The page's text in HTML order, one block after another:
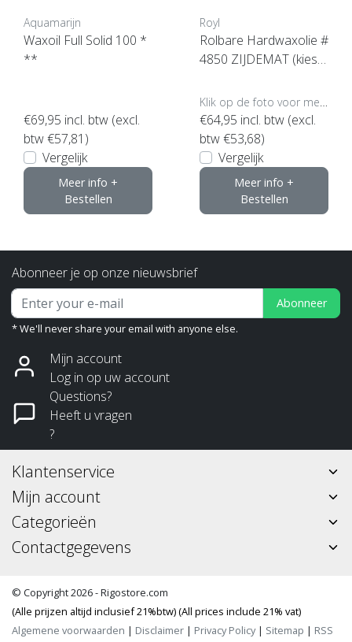
Aquamarijn
Waxoil Full Solid 100 *
**
€69,95 incl. btw (excl.
btw €57,81)
Vergelijk
Meer info +
Bestellen
Royl
Rolbare Hardwaxolie #
4850 ZIJDEMAT (kies u
€64,95 incl. btw (excl.
btw €53,68)
Vergelijk
Meer info +
Bestellen
Abonneer je op onze nieuwsbrief
Abonneer
* We'll never share your email with anyone else.
Mijn account
Log in op uw account
Questions?
Heeft u vragen
?
Klantenservice
Mijn account
Categorieën
Contactgegevens
© Copyright 2026 - Rigostore.com
(Alle prijzen altijd inclusief 21%btw) (All prices include 21% vat)
Algemene voorwaarden | Disclaimer | Privacy Policy| Sitemap | RSS